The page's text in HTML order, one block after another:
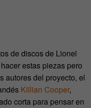
de discos de Lionel
estas piezas pero
autores del proyecto, el
Killian Cooper,
corta para pensar en